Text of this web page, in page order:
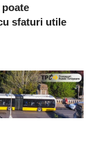
sfaturi utile